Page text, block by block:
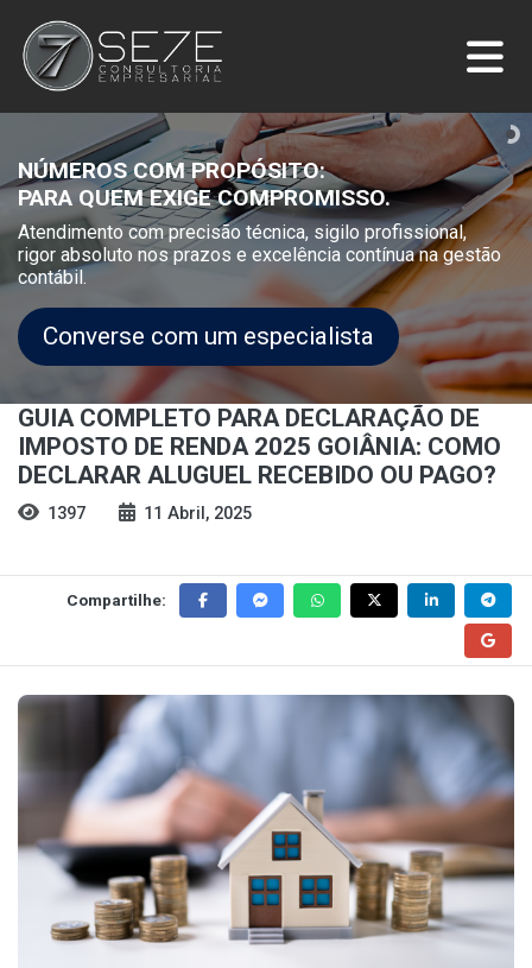
NÚMEROS COM PROPÓSITO:
PARA QUEM EXIGE COMPROMISSO.
Atendimento com precisão técnica, sigilo profissional,
rigor absoluto nos prazos e excelência contínua na gestão
contábil.
Converse com um especialista
GUIA COMPLETO PARA DECLARAÇÃO DE
IMPOSTO DE RENDA 2025 GOIÂNIA: COMO
DECLARAR ALUGUEL RECEBIDO OU PAGO?
1397 11 Abril, 2025
Compartilhe: